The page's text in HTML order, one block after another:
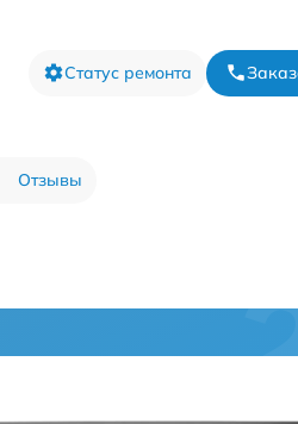
Статус ремонта
Отзывы